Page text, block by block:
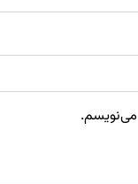
می‌نویسم.